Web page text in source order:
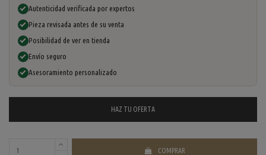
Autenticidad verificada por expertos
Pieza revisada antes de su venta
Posibilidad de ver en tienda
Envío seguro
Asesoramiento personalizado
HAZ TU OFERTA
COMPRAR